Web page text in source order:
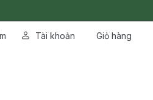
Tài khoản Giỏ hàng